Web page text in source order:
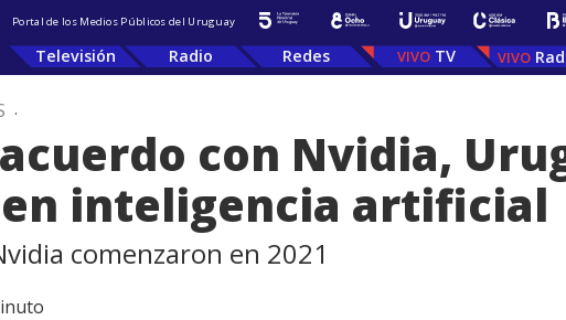
Portal de los Medios Públicos del Uruguay
Televisión Radio Redes TV
.
con Nvidia,
inteligencia artificial
comenzaron en 2021